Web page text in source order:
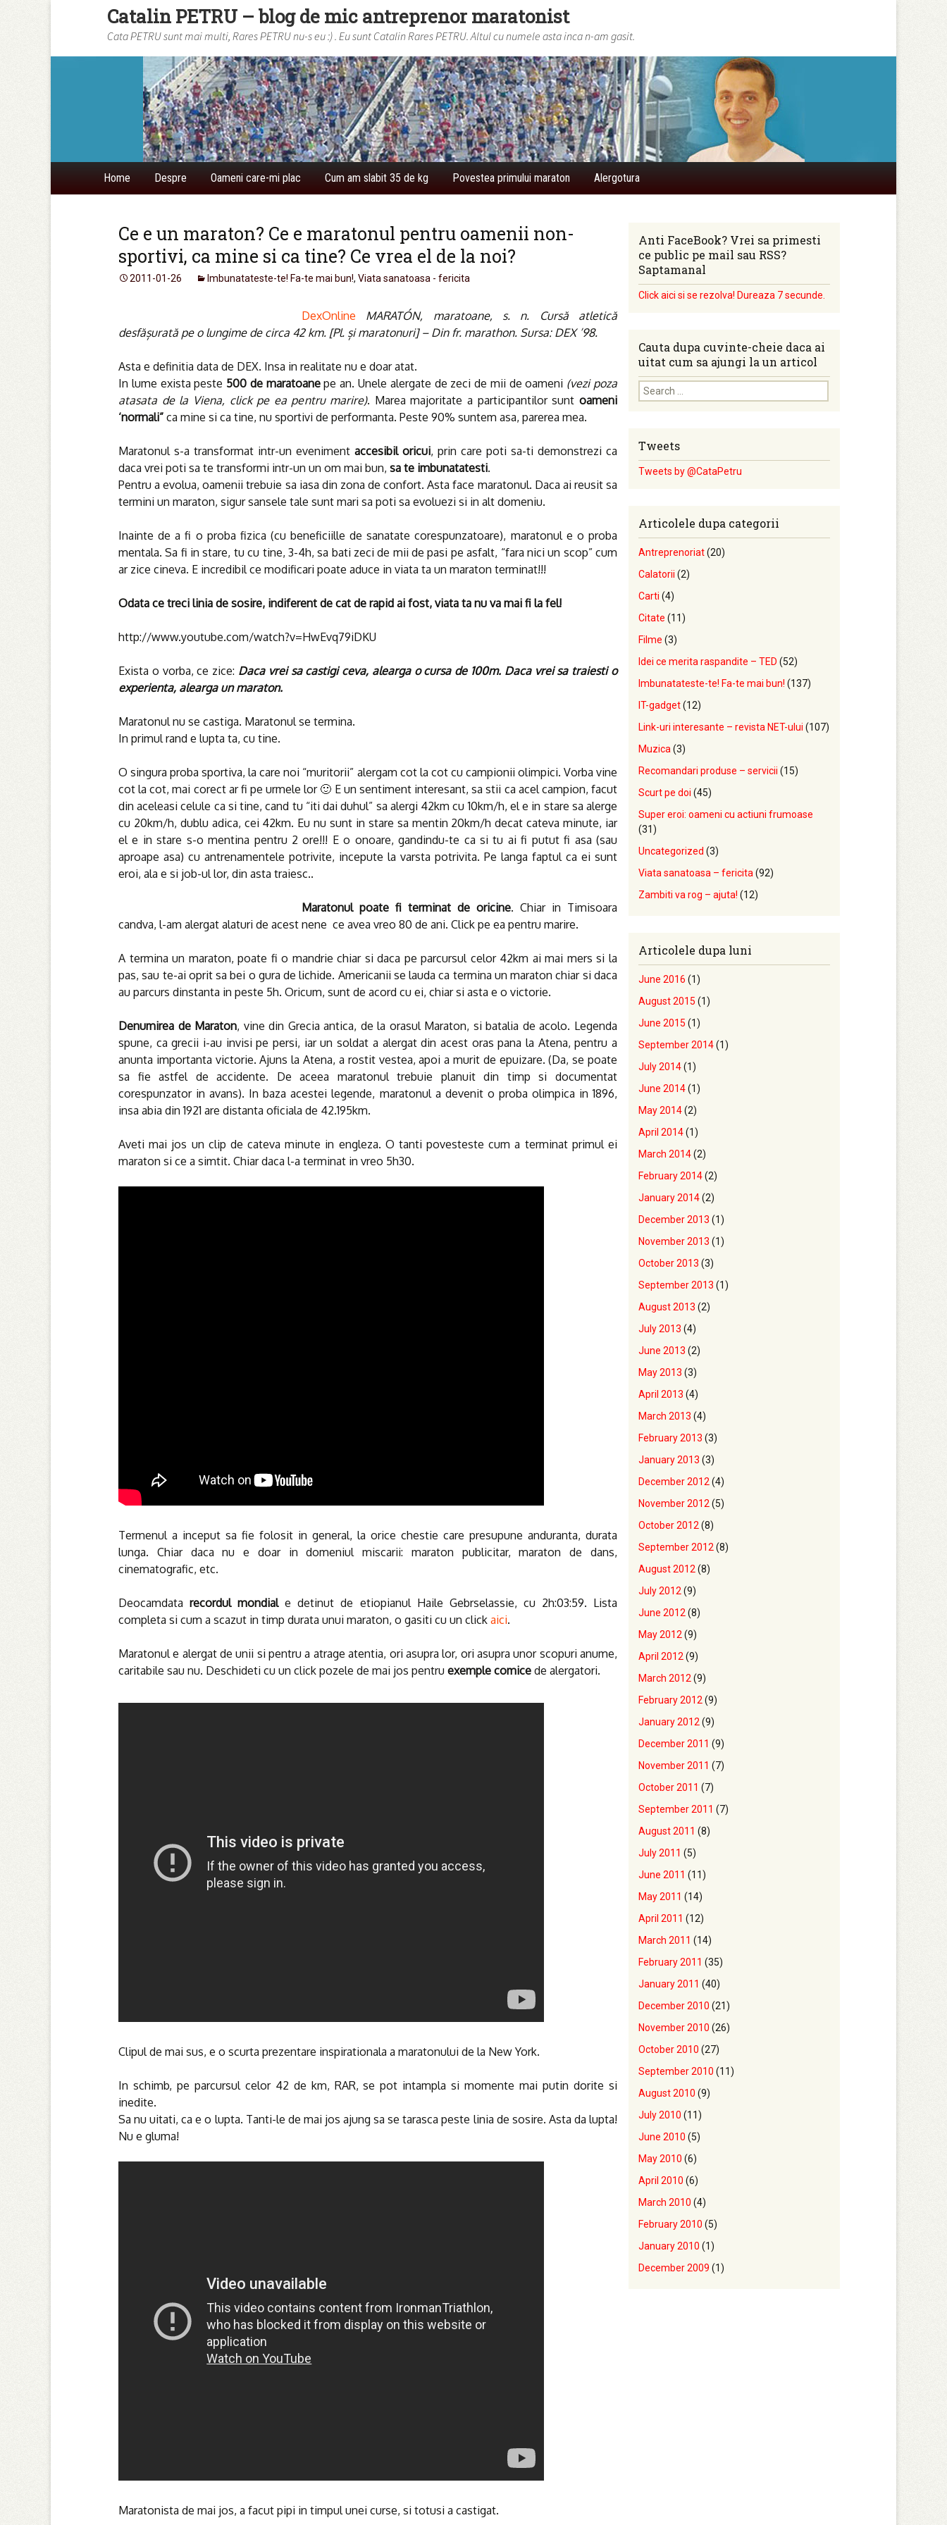
Catalin PETRU – blog de mic antreprenor maratonist
Cata PETRU sunt mai multi, Rares PETRU nu-s eu :) . Eu sunt Catalin Rares PETRU. Altul cu numele asta inca n-am gasit.
Skip to content
Home Despre Oameni care-mi plac Cum am slabit 35 de kg Povestea primului maraton Alergotura
Ce e un maraton? Ce e maratonul pentru oamenii non-
sportivi, ca mine si ca tine? Ce vrea el de la noi?
2011-01-26 Imbunatateste-te! Fa-te mai bun!, Viata sanatoasa - fericita
DexOnline
MARATÓN, maratoane, s. n. Cursă atletică
desfășurată pe o lungime de circa 42 km. [Pl. și maratonuri] – Din fr. marathon. Sursa: DEX ’98.
Asta e definitia data de DEX. Insa in realitate nu e doar atat.
In lume exista peste 500 de maratoanepe an. Unele alergate de zeci de mii de oameni (vezi poza
atasata de la Viena, click pe ea pentru marire). Marea majoritate a participantilor suntoameni
‘normali” ca mine si ca tine, nu sportivi de performanta. Peste 90% suntem asa, parerea mea.
Maratonul s-a transformat intr-un eveniment accesibil oricui, prin care poti sa-ti demonstrezi ca
daca vrei poti sa te transformi intr-un un om mai bun, sa te imbunatatesti.
Pentru a evolua, oamenii trebuie sa iasa din zona de confort. Asta face maratonul. Daca ai reusit sa
termini un maraton, sigur sansele tale sunt mari sa poti sa evoluezi si in alt domeniu.
Inainte de a fi o proba fizica (cu beneficiille de sanatate corespunzatoare), maratonul e o proba
mentala. Sa fi in stare, tu cu tine, 3-4h, sa bati zeci de mii de pasi pe asfalt, “fara nici un scop” cum
ar zice cineva. E incredibil ce modificari poate aduce in viata ta un maraton terminat!!!
Odata ce treci linia de sosire, indiferent de cat de rapid ai fost, viata ta nu va mai fi la fel!
http://www.youtube.com/watch?v=HwEvq79iDKU
Exista o vorba, ce zice: Daca vrei sa castigi ceva, alearga o cursa de 100m. Daca vrei sa traiesti o
experienta, alearga un maraton.
Maratonul nu se castiga. Maratonul se termina.
In primul rand e lupta ta, cu tine.
O singura proba sportiva, la care noi “muritorii” alergam cot la cot cu campionii olimpici. Vorba vine
cot la cot, mai corect ar fi pe urmele lor 🙂 E un sentiment interesant, sa stii ca acel campion, facut
din aceleasi celule ca si tine, cand tu “iti dai duhul” sa alergi 42km cu 10km/h, el e in stare sa alerge
cu 20km/h, dublu adica, cei 42km. Eu nu sunt in stare sa mentin 20km/h decat cateva minute, iar
el e in stare s-o mentina pentru 2 ore!!! E o onoare, gandindu-te ca si tu ai fi putut fi asa (sau
aproape asa) cu antrenamentele potrivite, incepute la varsta potrivita. Pe langa faptul ca ei sunt
eroi, ala e si job-ul lor, din asta traiesc..
Maratonul poate fi terminat de oricine. Chiar in Timisoara
candva, l-am alergat alaturi de acest nene ce avea vreo 80 de ani. Click pe ea pentru marire.
A termina un maraton, poate fi o mandrie chiar si daca pe parcursul celor 42km ai mai mers si la
pas, sau te-ai oprit sa bei o gura de lichide. Americanii se lauda ca termina un maraton chiar si daca
au parcurs dinstanta in peste 5h. Oricum, sunt de acord cu ei, chiar si asta e o victorie.
Denumirea de Maraton, vine din Grecia antica, de la orasul Maraton, si batalia de acolo. Legenda
spune, ca grecii i-au invisi pe persi, iar un soldat a alergat din acest oras pana la Atena, pentru a
anunta importanta victorie. Ajuns la Atena, a rostit vestea, apoi a murit de epuizare. (Da, se poate
sa fie astfel de accidente. De aceea maratonul trebuie planuit din timp si documentat
corespunzator in avans). In baza acestei legende, maratonul a devenit o proba olimpica in 1896,
insa abia din 1921 are distanta oficiala de 42.195km.
Aveti mai jos un clip de cateva minute in engleza. O tanti povesteste cum a terminat primul ei
maraton si ce a simtit. Chiar daca l-a terminat in vreo 5h30.
Termenul a inceput sa fie folosit in general, la orice chestie care presupune anduranta, durata
lunga. Chiar daca nu e doar in domeniul miscarii: maraton publicitar, maraton de dans,
cinematografic, etc.
Deocamdatarecordul mondiale detinut de etiopianul Haile Gebrselassie, cu 2h:03:59. Lista
completa si cum a scazut in timp durata unui maraton, o gasiti cu un click aici.
Maratonul e alergat de unii si pentru a atrage atentia, ori asupra lor, ori asupra unor scopuri anume,
caritabile sau nu. Deschideti cu un click pozele de mai jos pentru exemple comice de alergatori.
Clipul de mai sus, e o scurta prezentare inspirationala a maratonului de la New York.
In schimb, pe parcursul celor 42 de km, RAR, se pot intampla si momente mai putin dorite si
inedite.
Sa nu uitati, ca e o lupta. Tanti-le de mai jos ajung sa se tarasca peste linia de sosire. Asta da lupta!
Nu e gluma!
Maratonista de mai jos, a facut pipi in timpul unei curse, si totusi a castigat.
Anti FaceBook? Vrei sa primesti
ce public pe mail sau RSS?
Saptamanal
Click aici si se rezolva! Dureaza 7 secunde.
Cauta dupa cuvinte-cheie daca ai
uitat cum sa ajungi la un articol
Search for:
Tweets
Tweets by @CataPetru
Articolele dupa categorii
Antreprenoriat(20)
Calatorii (2)
Carti (4)
Citate (11)
Filme (3)
Idei ce merita raspandite – TED (52)
Imbunatateste-te! Fa-te mai bun! (137)
IT-gadget(12)
Link-uri interesante – revista NET-ului (107)
Muzica (3)
Recomandari produse – servicii (15)
Scurt pe doi (45)
Super eroi: oameni cu actiuni frumoase
(31)
Uncategorized (3)
Viata sanatoasa – fericita (92)
Zambiti va rog – ajuta! (12)
Articolele dupa luni
June 2016 (1)
August 2015 (1)
June 2015 (1)
September 2014(1)
July 2014(1)
June 2014(1)
May 2014(2)
April 2014(1)
March 2014(2)
February 2014(2)
January 2014(2)
December 2013 (1)
November 2013 (1)
October 2013 (3)
September 2013 (1)
August 2013 (2)
July 2013 (4)
June 2013 (2)
May 2013 (3)
April 2013 (4)
March 2013 (4)
February 2013 (3)
January 2013 (3)
December 2012 (4)
November 2012 (5)
October 2012 (8)
September 2012 (8)
August 2012 (8)
July 2012 (9)
June 2012 (8)
May 2012 (9)
April 2012 (9)
March 2012 (9)
February 2012 (9)
January 2012 (9)
December 2011 (9)
November 2011 (7)
October 2011 (7)
September 2011 (7)
August 2011 (8)
July 2011 (5)
June 2011 (11)
May 2011 (14)
April 2011 (12)
March 2011 (14)
February 2011 (35)
January 2011 (40)
December 2010 (21)
November 2010 (26)
October 2010 (27)
September 2010 (11)
August 2010 (9)
July 2010 (11)
June 2010 (5)
May 2010 (6)
April 2010 (6)
March 2010 (4)
February 2010 (5)
January 2010 (1)
December 2009 (1)